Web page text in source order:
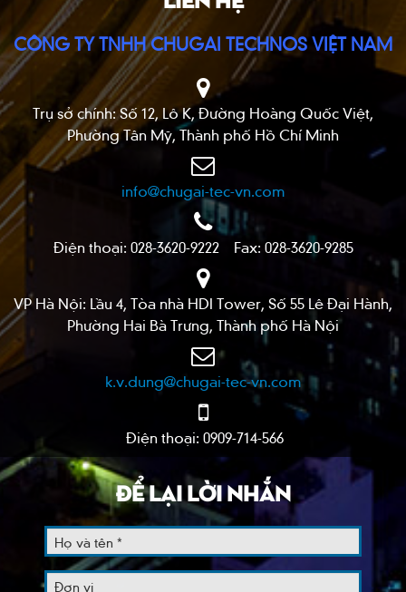
CÔNG TY TNHH CHUGAI TECHNOS VIỆT NAM
Trụ sở chính: Số 12, Lô K, Đường Hoàng Quốc Việt,
Phường Tân Mỹ, Thành phố Hồ Chí Minh
info@chugai-tec-vn.com
Điện thoại: 028-3620-9222 Fax: 028-3620-9285
VP Hà Nội: Lầu 4, Tòa nhà HDI Tower, Số 55 Lê Đại Hành,
Phường Hai Bà Trưng, Thành phố Hà Nội
k.v.dung@chugai-tec-vn.com
Điện thoại: 0909-714-566
ĐỂ LẠI LỜI NHẮN